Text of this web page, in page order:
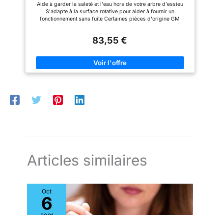
Aide à garder la saleté et l'eau hors de votre arbre d'essieu
S'adapte à la surface rotative pour aider à fournir un
fonctionnement sans fuite Certaines pièces d'origine GM
GM sont conçues, conçues et testées selon des normes
Engineers conçoit et validez les pièces d'origine
spécifiquement pour votre véhicule Chevrolet, Buick, GMC ou
Cadillac GM met à jour régulièrement la conception de pièces
83,55 €
Articles similaires
Oct
6